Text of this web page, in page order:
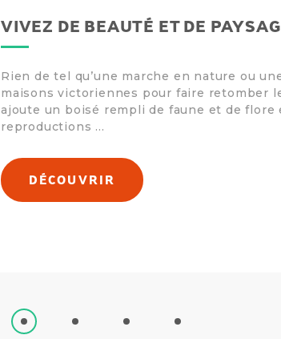
VIVEZ DE BEAUTÉ ET DE
Rien de tel qu’une marche en nature ou
maisons victoriennes pour faire retomber
ajoute un boisé rempli de faune et de flore
reproductions ...
DÉCOUVRIR